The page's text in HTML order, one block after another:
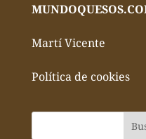
Martí Vicente
Política de cookies